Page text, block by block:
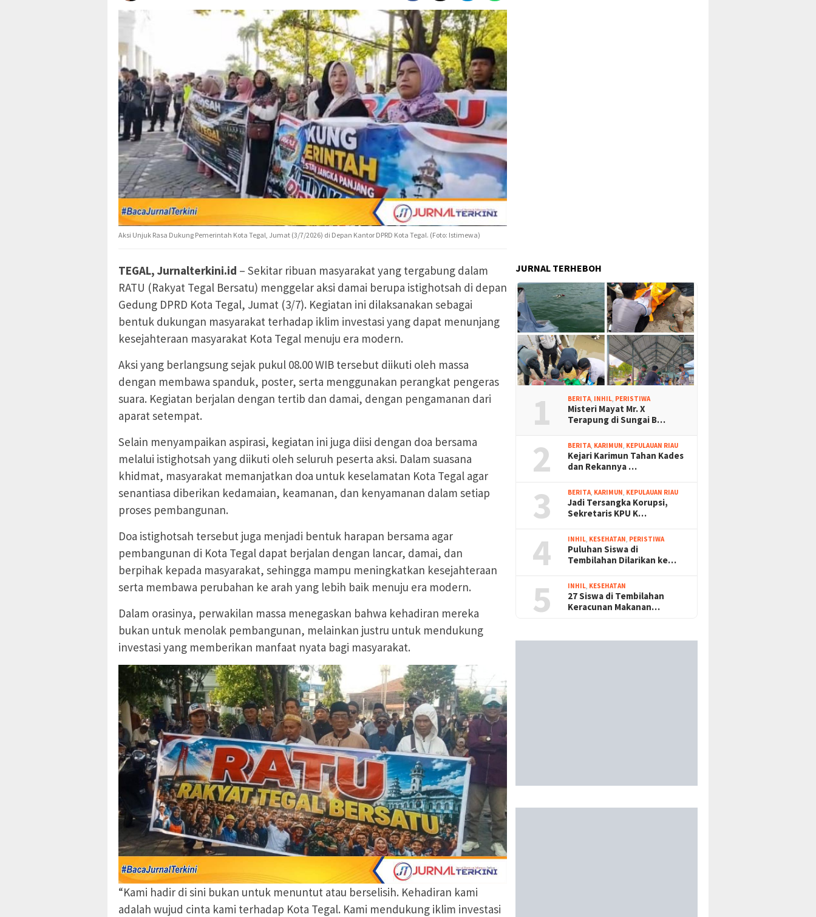
Aksi Unjuk Rasa Dukung Pemerintah Kota Tegal, Jumat (3/7/2026) di Depan Kantor DPRD Kota Tegal. (Foto: Istimewa)
TEGAL, Jurnalterkini.id – Sekitar ribuan masyarakat yang tergabung dalam
RATU (Rakyat Tegal Bersatu) menggelar aksi damai berupa istighotsah di depan
Gedung DPRD Kota Tegal, Jumat (3/7). Kegiatan ini dilaksanakan sebagai
bentuk dukungan masyarakat terhadap iklim investasi yang dapat menunjang
kesejahteraan masyarakat Kota Tegal menuju era modern.
Aksi yang berlangsung sejak pukul 08.00 WIB tersebut diikuti oleh massa
dengan membawa spanduk, poster, serta menggunakan perangkat pengeras
suara. Kegiatan berjalan dengan tertib dan damai, dengan pengamanan dari
aparat setempat.
Selain menyampaikan aspirasi, kegiatan ini juga diisi dengan doa bersama
melalui istighotsah yang diikuti oleh seluruh peserta aksi. Dalam suasana
khidmat, masyarakat memanjatkan doa untuk keselamatan Kota Tegal agar
senantiasa diberikan kedamaian, keamanan, dan kenyamanan dalam setiap
proses pembangunan.
Doa istighotsah tersebut juga menjadi bentuk harapan bersama agar
pembangunan di Kota Tegal dapat berjalan dengan lancar, damai, dan
berpihak kepada masyarakat, sehingga mampu meningkatkan kesejahteraan
serta membawa perubahan ke arah yang lebih baik menuju era modern.
Dalam orasinya, perwakilan massa menegaskan bahwa kehadiran mereka
bukan untuk menolak pembangunan, melainkan justru untuk mendukung
investasi yang memberikan manfaat nyata bagi masyarakat.
“Kami hadir di sini bukan untuk menuntut atau berselisih. Kehadiran kami
adalah wujud cinta kami terhadap Kota Tegal. Kami mendukung iklim investasi
JURNAL TERHEBOH
1 BERITA INHIL PERISTIWA
Misteri Mayat Mr. X
Terapung di Sungai B…
2 BERITA KARIMUN KEPULAUAN RIAU
Kejari Karimun Tahan Kades
dan Rekannya …
3 BERITA KARIMUN KEPULAUAN RIAU
Jadi Tersangka Korupsi,
Sekretaris KPU K…
4 INHIL KESEHATAN PERISTIWA
Puluhan Siswa di
Tembilahan Dilarikan ke…
5 INHIL KESEHATAN
27 Siswa di Tembilahan
Keracunan Makanan…